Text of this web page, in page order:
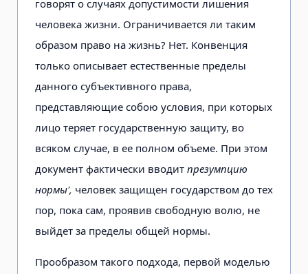
говорят о случаях допустимости лишения
человека жизни. Ограничивается ли таким
образом право на жизнь? Нет. Конвенция
только описывает естественные пределы
данного субъективного права,
представляющие собою условия, при которых
лицо теряет государственную защиту, во
всяком случае, в ее полном объеме. При этом
документ фактически вводит презумпцию
нормы', человек защищен государством до тех
пор, пока сам, проявив свободную волю, не
выйдет за пределы общей нормы.
Прообразом такого подхода, первой моделью